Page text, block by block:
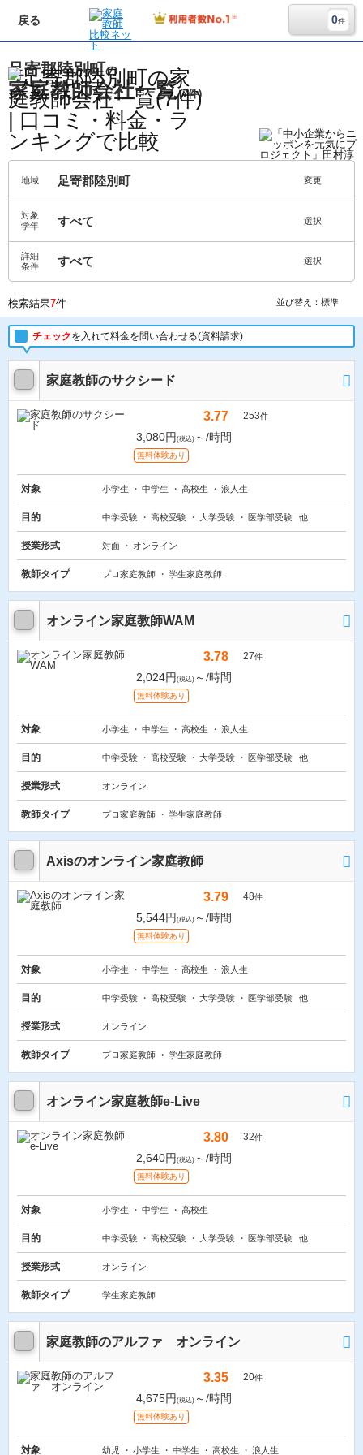
戻る 0件
足寄郡陸別町の
家庭教師会社一覧 (7件)
地域 足寄郡陸別町 変更
対象
学年
すべて 選択
詳細
条件
すべて 選択
検索結果7件 並び替え：標準
チェックを入れて料金を問い合わせる(資料請求)
家庭教師のサクシード
3.77 253件
3,080円 (税込) ～/時間
無料体験あり
対象 小学生 中学生 高校生 浪人生
目的 中学受験 高校受験 大学受験 医学部受験 他
授業形式 対面 オンライン
教師タイプ プロ家庭教師 学生家庭教師
オンライン家庭教師WAM
3.78 27件
2,024円 (税込) ～/時間
無料体験あり
対象 小学生 中学生 高校生 浪人生
目的 中学受験 高校受験 大学受験 医学部受験 他
授業形式 オンライン
教師タイプ プロ家庭教師 学生家庭教師
Axisのオンライン家庭教師
3.79 48件
5,544円 (税込) ～/時間
無料体験あり
対象 小学生 中学生 高校生 浪人生
目的 中学受験 高校受験 大学受験 医学部受験 他
授業形式 オンライン
教師タイプ プロ家庭教師 学生家庭教師
オンライン家庭教師e-Live
3.80 32件
2,640円 (税込) ～/時間
無料体験あり
対象 小学生 中学生 高校生
目的 中学受験 高校受験 大学受験 医学部受験 他
授業形式 オンライン
教師タイプ 学生家庭教師
家庭教師のアルファ オンライン
3.35 20件
4,675円 (税込) ～/時間
無料体験あり
対象 幼児 小学生 中学生 高校生 浪人生